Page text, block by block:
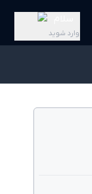
وارد شوید